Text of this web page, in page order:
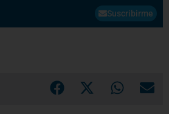
Suscribirme